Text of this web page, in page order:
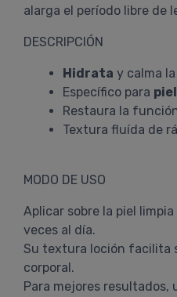
alarga el período libre de
DESCRIPCIÓN
Hidrata y calma la
Específico para
Restaura la
Textura fluída de
MODO DE USO
Aplicar sobre la piel
veces al día.
Su textura loción facilita
corporal.
Para mejores resultados,